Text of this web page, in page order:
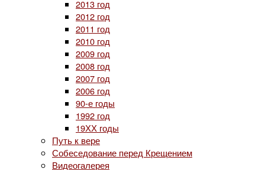
2013 год
2012 год
2011 год
2010 год
2009 год
2008 год
2007 год
2006 год
90-е годы
1992 год
19ХХ годы
Путь к вере
Собеседование перед Крещением
Видеогалерея